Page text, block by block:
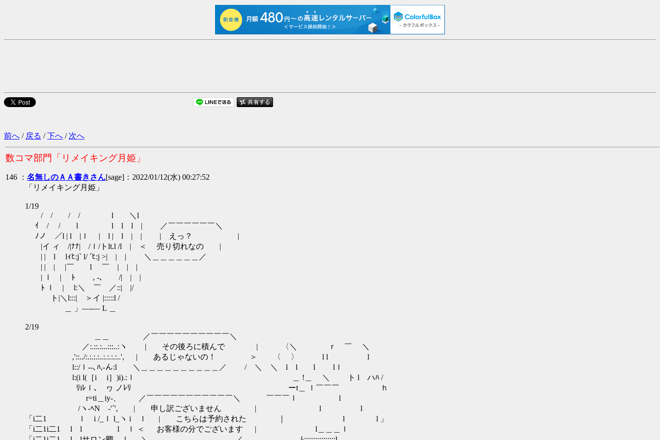
前へ / 戻る /下へ / 次へ
数コマ部門「リメイキング月姫」
146 ： 名無しのＡＡ書きさん[sage]：2022/01/12(水) 00:27:52
「リメイキング月姫」
1/19
/ / / / l ＼l
ｲ / / l l l l | ／￣￣￣￣￣￣＼
ﾉノ ／l | l |ｌ | l | l | | | えっ？ |
|イ ィ /|ﾅﾅ| /ｌ/トlt.l /l | ＜ 売り切れなの |
| | l lｨﾋ:j` l/ ´ﾋ:j >| | | ＼＿＿＿＿＿＿／
| | | |￣ l ￣ | | |
| ｌ | ﾄ , -､ /| | |
ﾄ ｌ | l:＼ ￣ ／::| |/
ト|＼l:::| ＞イ |:::::l /
＿ 」―-― L ＿
2/19
＿＿ ／￣￣￣￣￣￣￣￣￣￣＼
／:.::.:...:::..:ヽ | その後ろに積んで | 〈＼ ｒ ￣ ＼
,'::../:.:.:.:..:.:.:.:..', | あるじゃないの！ ＞ 〈 〉 l l l
l::/ｌ--､ﾊ,-ん:l ＼＿＿＿＿＿＿＿＿＿＿／ / ＼ ＼ l l l lｌ
l:(i l(［i i］)i).:ｌ ＿ !＿ ＼ ト l ハﾊ /
ﾘiﾚｌ､ ヮ ノﾚﾘ ーt＿ ｌ￣￣￣ ｈ
r=ti＿iy-、 ／￣￣￣￣￣￣￣￣￣￣￣＼ ￣￣￣ｌ l
/ヽ-ﾍNゝ-'´', | 申し訳ございません | l l
「i二1 ｌ i /_ｌ l_ヽ i ｌ | こちらは予約された ｜ l l 」
「i二1i二1 l l l ｌ ＜ お客様の分でございます | l＿＿＿ｌ